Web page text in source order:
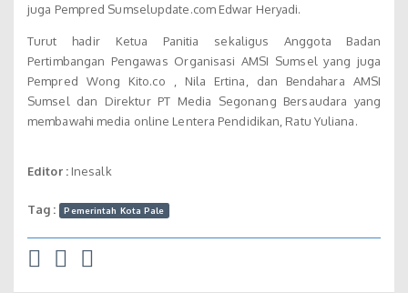
juga Pempred Sumselupdate.com Edwar Heryadi.
Turut hadir Ketua Panitia sekaligus Anggota Badan
Pertimbangan Pengawas Organisasi AMSI Sumsel yang juga
Pempred Wong Kito.co , Nila Ertina, dan Bendahara AMSI
Sumsel dan Direktur PT Media Segonang Bersaudara yang
membawahi media online Lentera Pendidikan, Ratu Yuliana.
Editor :Inesalk
Tag : Pemerintah Kota Pale